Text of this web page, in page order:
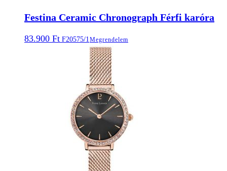
Festina Ceramic Chronograph Férfi karóra
83.900 Ft F20575/1 Megrendelem